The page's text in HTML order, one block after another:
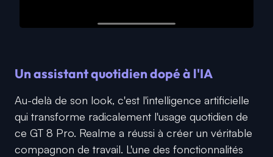
Un assistant quotidien dopé à l'IA
Au-delà de son look, c'est l'intelligence artificielle
qui transforme radicalement l'usage quotidien de
ce GT 8 Pro. Realme a réussi à créer un véritable
compagnon de travail. L'une des fonctionnalités